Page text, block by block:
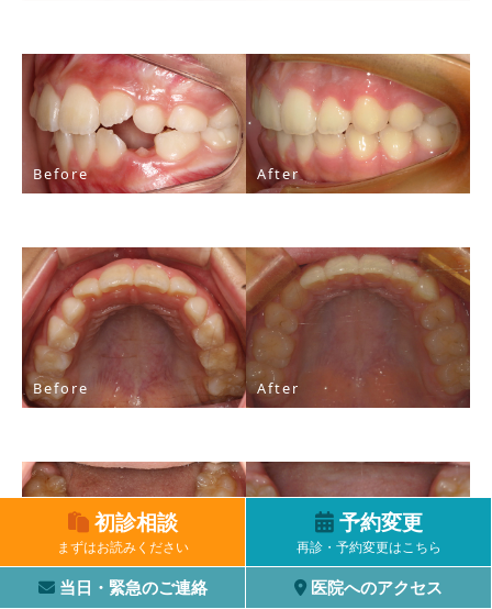
Before After
Before After
Before
初診相談
まずはお読みください
予約変更
再診・予約変更はこちら
当日・緊急のご連絡 医院へのアクセス